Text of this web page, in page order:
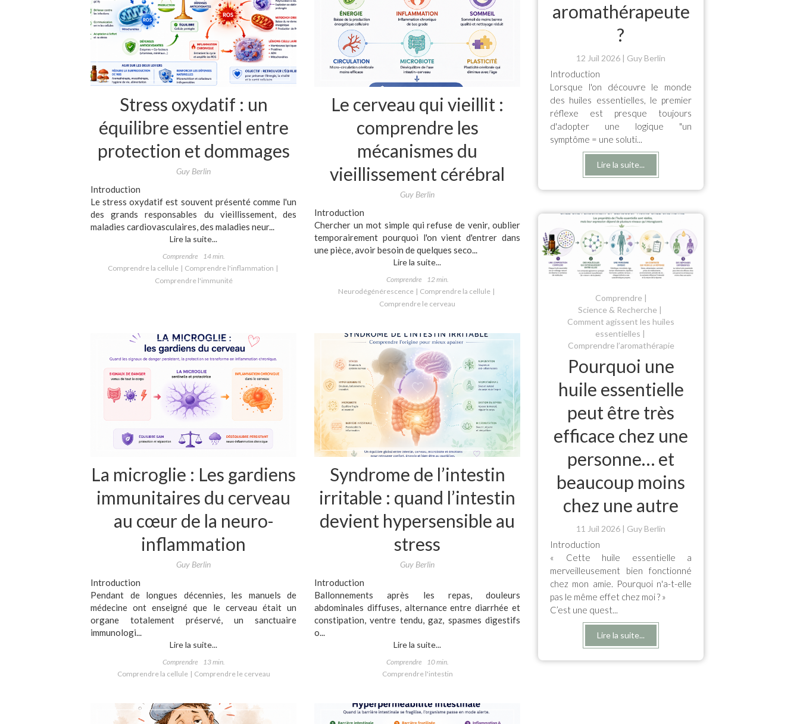
Stress oxydatif : un
équilibre essentiel entre
protection et dommages
Guy Berlin
Introduction
Le stress oxydatif est souvent présenté comme l'un
des grands responsables du vieillissement, des
maladies cardiovasculaires, des maladies neur...
Lire la suite...
Comprendre
14 min.
Comprendre la cellule
Comprendre l'inflammation
Comprendre l'immunité
Le cerveau qui vieillit :
comprendre les
mécanismes du
vieillissement cérébral
Guy Berlin
Introduction
Chercher un mot simple qui refuse de venir, oublier
temporairement pourquoi l'on vient d'entrer dans
une pièce, avoir besoin de quelques seco...
Lire la suite...
Comprendre
12 min.
Neurodégénérescence
Comprendre la cellule
Comprendre le cerveau
La microglie : Les gardiens
immunitaires du cerveau
au cœur de la neuro-
inflammation
Guy Berlin
Introduction
Pendant de longues décennies, les manuels de
médecine ont enseigné que le cerveau était un
organe totalement préservé, un sanctuaire
immunologi...
Lire la suite...
Comprendre
13 min.
Comprendre la cellule
Comprendre le cerveau
Syndrome de l’intestin
irritable : quand l’intestin
devient hypersensible au
stress
Guy Berlin
Introduction
Ballonnements après les repas, douleurs
abdominales diffuses, alternance entre diarrhée et
constipation, ventre tendu, gaz, spasmes digestifs
o...
Lire la suite...
Comprendre
10 min.
Comprendre l'intestin
aromathérapeute
?
12 Juil 2026 Guy Berlin
Introduction
Lorsque l'on découvre le monde
des huiles essentielles, le premier
réflexe est presque toujours
d'adopter une logique "un
symptôme = une soluti...
Lire la suite...
Comprendre
Science & Recherche
Comment agissent les huiles
essentielles
Comprendre l’aromathérapie
Pourquoi une
huile essentielle
peut être très
efficace chez une
personne… et
beaucoup moins
chez une autre
11 Juil 2026 Guy Berlin
Introduction
« Cette huile essentielle a
merveilleusement bien fonctionné
chez mon amie. Pourquoi n'a-t-elle
pas le même effet chez moi ? »
C’est une quest...
Lire la suite...